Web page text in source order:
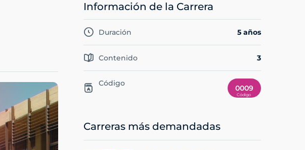
Información de la Carrera
Duración 5 años
Contenido 3
Código
0009
Carreras más demandadas